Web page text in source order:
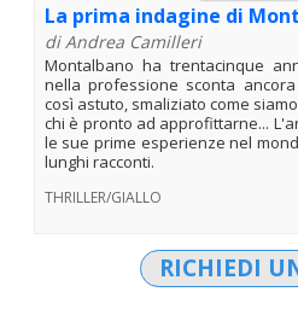
La prima indagine di
di Andrea Camilleri
Montalbano ha trentacinque
nella professione sconta
così astuto, smaliziato come
chi è pronto ad approfittarne...
le sue prime esperienze nel
lunghi racconti.
THRILLER/GIALLO
RICHIEDI